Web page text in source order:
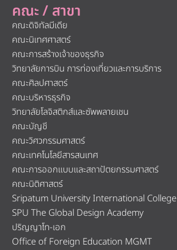
คณะ / สาขา
คณะดิจิทัลมีเดีย
คณะนิเทศศาสตร์
คณะการสร้างเจ้าของธุรกิจ
วิทยาลัยการบิน การท่องเที่ยวและการบริการ
คณะศิลปศาสตร์
คณะบริหารธุรกิจ
วิทยาลัยโลจิสติกส์และซัพพลายเชน
คณะบัญชี
คณะวิศวกรรมศาสตร์
คณะเทคโนโลยีสารสนเทศ
คณะการออกแบบและสถาปัตยกรรมศาสตร์
คณะนิติศาสตร์
Sripatum University International College
SPU The Global Design Academy
ปริญญาโท-เอก
Office of Foreign Education MGMT